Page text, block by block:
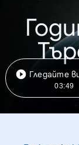
Гледайте
03:49